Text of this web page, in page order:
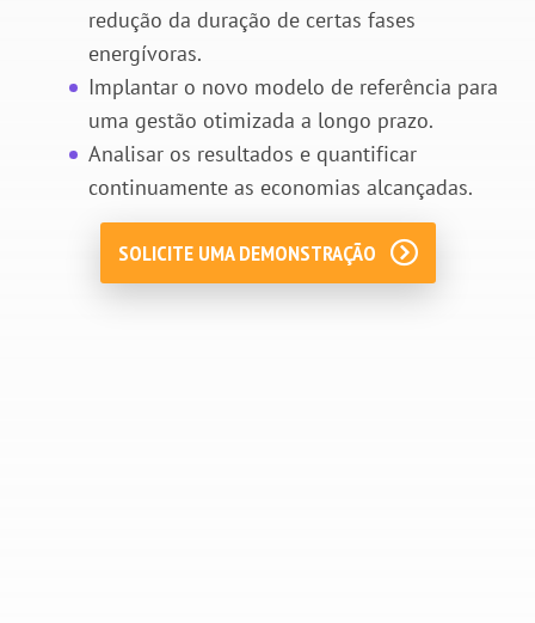
redução da duração de certas fases
energívoras.
Implantar o novo modelo de referência para
uma gestão otimizada a longo prazo.
Analisar os resultados e quantificar
continuamente as economias alcançadas.
SOLICITE UMA DEMONSTRAÇÃO